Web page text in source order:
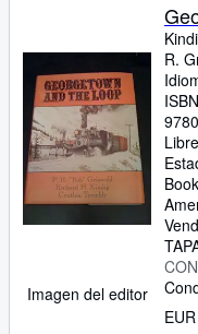
Imagen del editor
R.